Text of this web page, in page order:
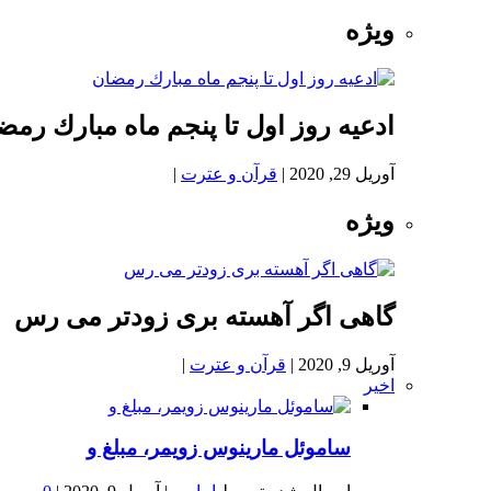
ویژه
ادعيه روز اول تا پنجم ماه مبارك
آوریل 29, 2020 | قرآن و عترت |
ویژه
گاهی اگر آهسته بری زودتر می رس
آوریل 9, 2020 | قرآن و عترت |
اخیر
ساموئل مارینوس زویمر، مبلغ و